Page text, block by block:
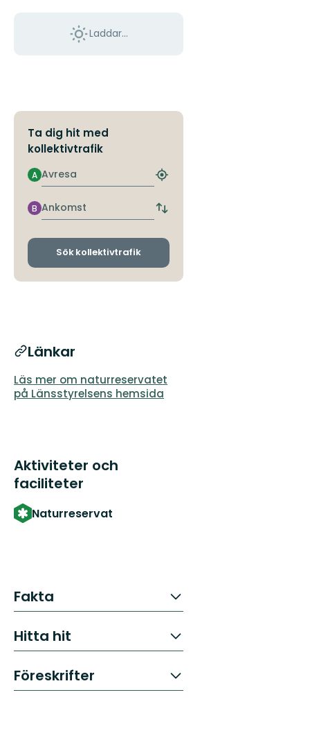
Laddar...
Ta dig hit med
kollektivtrafik
Avresa
A
Hitta
hållplats
Ankomst
B
Byt
och
Sök kollektivtrafik
Länkar
Läs mer om naturreservatet
på Länsstyrelsens hemsida
Aktiviteter och
faciliteter
Naturreservat
Fakta
Hitta hit
Föreskrifter